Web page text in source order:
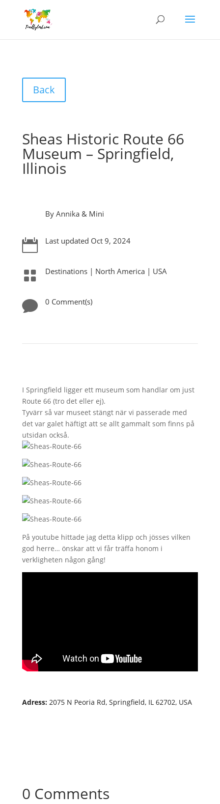
Back
Sheas Historic Route 66
Museum – Springfield,
Illinois
By Annika & Mini
 Last updated Oct 9, 2024
 Destinations| North America| USA
 0 Comment(s)
I Springfield ligger ett museum som handlar om just
Route 66 (tro det eller ej).
Tyvärr så var museet stängt när vi passerade med
det var galet häftigt att se allt gammalt som finns på
utsidan också.
På youtube hittade jag detta klipp och jösses vilken
god herre… önskar att vi får träffa honom i
verkligheten någon gång!
Adress: 2075 N Peoria Rd, Springfield, IL 62702, USA
0 Comments